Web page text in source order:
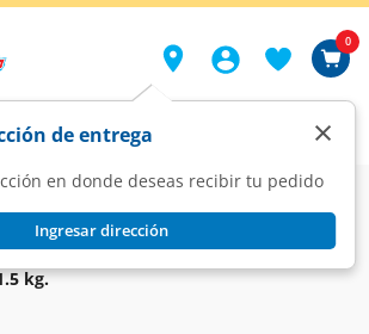
de entrega
en donde deseas recibir tu pedido
Ingresar dirección
×
0
Fórmulas Infantiles Crecimiento
Premium Pro Select Etapa 4 A
kg.